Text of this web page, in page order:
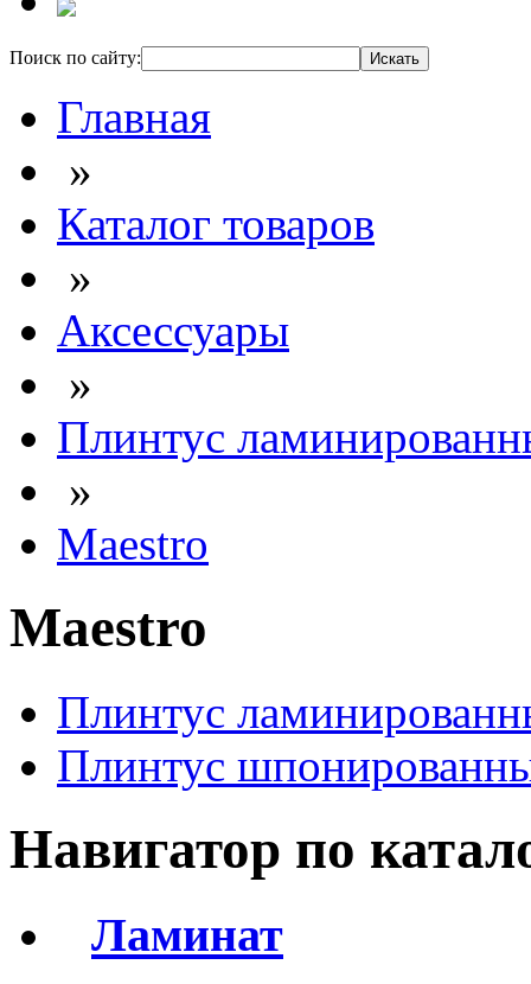
Поиск по сайту:
Главная
»
Каталог товаров
»
Аксессуары
»
Плинтус
»
Maestro
Maestro
Плинтус
Плинтус
Навигатор по
Ламинат